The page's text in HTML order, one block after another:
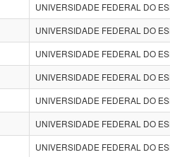
UNIVERSIDADE FEDERAL DO
UNIVERSIDADE FEDERAL DO
UNIVERSIDADE FEDERAL DO
UNIVERSIDADE FEDERAL DO
UNIVERSIDADE FEDERAL DO
UNIVERSIDADE FEDERAL DO
UNIVERSIDADE FEDERAL DO